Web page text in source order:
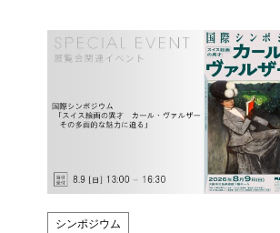
シンポジウム